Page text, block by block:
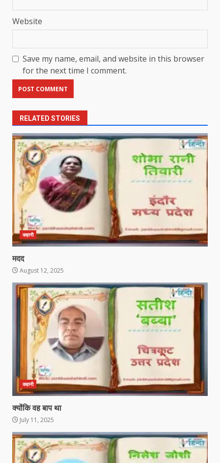
Website
Save my name, email, and website in this browser
for the next time I comment.
RELATED STORIES
कहानी
मदद
August 12, 2025
कहानी
क्योंकि वह बाप था
July 11, 2025